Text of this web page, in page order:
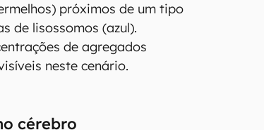
próximos de um tipo
de lisossomos (azul).
de agregados
neste cenário.
cérebro